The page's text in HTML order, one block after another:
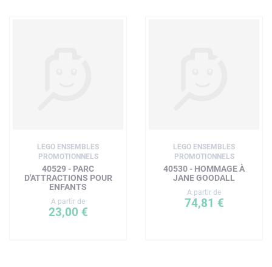
LEGO ENSEMBLES
PROMOTIONNELS
40529 - PARC
D'ATTRACTIONS POUR
ENFANTS
A partir de
23,00 €
LEGO ENSEMBLES
PROMOTIONNELS
40530 - HOMMAGE À
JANE GOODALL
A partir de
74,81 €